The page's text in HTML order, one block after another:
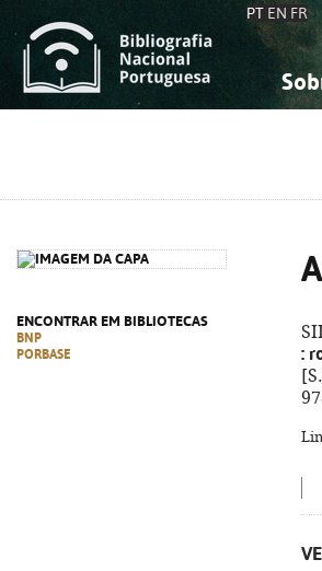
PT EN FR
ENCONTRAR EM BIBLIOTECAS
BNP
PORBASE
: